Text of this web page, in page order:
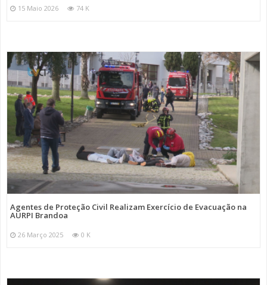
15 Maio 2026 74 K
Agentes de Proteção Civil Realizam Exercício de Evacuação na
AURPI Brandoa
26 Março 2025 0 K